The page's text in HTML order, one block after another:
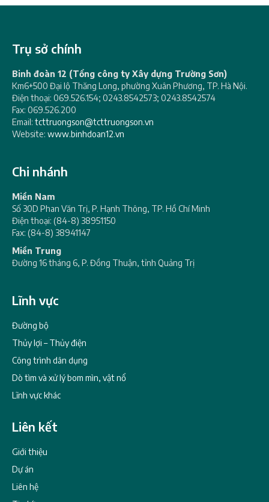
Trụ sở chính
Binh đoàn 12 (Tổng công ty Xây dựng Trường Sơn)
Km6+500 Đại lộ Thăng Long, phường Xuân Phương, TP. Hà Nội.
Điện thoại: 069.526.154; 0243.8542573; 0243.8542574
Fax: 069.526.200
Email: tcttruongson@tcttruongson.vn
Website: www.binhdoan12.vn
Chi nhánh
Miền Nam
Số 30D Phan Văn Trị, P. Hạnh Thông, TP. Hồ Chí Minh
Điện thoại: (84-8) 38951150
Fax: (84-8) 38941147
Miền Trung
Đường 16 tháng 6, P. Đồng Thuận, tỉnh Quảng Trị
Lĩnh vực
Đường bộ
Thủy lợi – Thủy điện
Công trình dân dụng
Dò tìm và xử lý bom mìn, vật nổ
Lĩnh vực khác
Liên kết
Giới thiệu
Dự án
Liên hệ